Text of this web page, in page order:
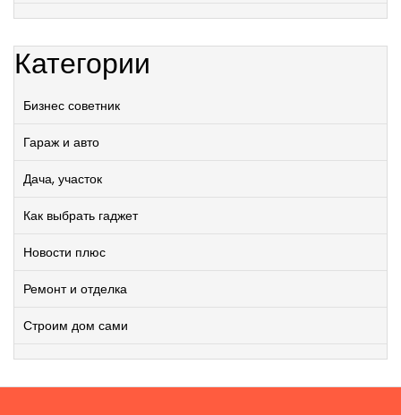
Категории
Бизнес советник
Гараж и авто
Дача, участок
Как выбрать гаджет
Новости плюс
Ремонт и отделка
Строим дом сами